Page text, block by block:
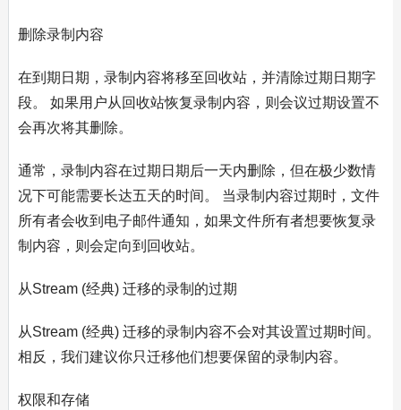
删除录制内容
在到期日期，录制内容将移至回收站，并清除过期日期字
段。 如果用户从回收站恢复录制内容，则会议过期设置不
会再次将其删除。
通常，录制内容在过期日期后一天内删除，但在极少数情
况下可能需要长达五天的时间。 当录制内容过期时，文件
所有者会收到电子邮件通知，如果文件所有者想要恢复录
制内容，则会定向到回收站。
从Stream (经典) 迁移的录制的过期
从Stream (经典) 迁移的录制内容不会对其设置过期时间。
相反，我们建议你只迁移他们想要保留的录制内容。
权限和存储